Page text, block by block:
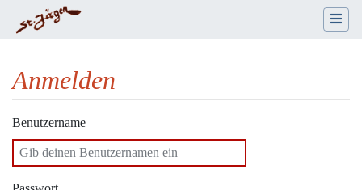
Anmelden
Wechseln zu:Navigation
Benutzername